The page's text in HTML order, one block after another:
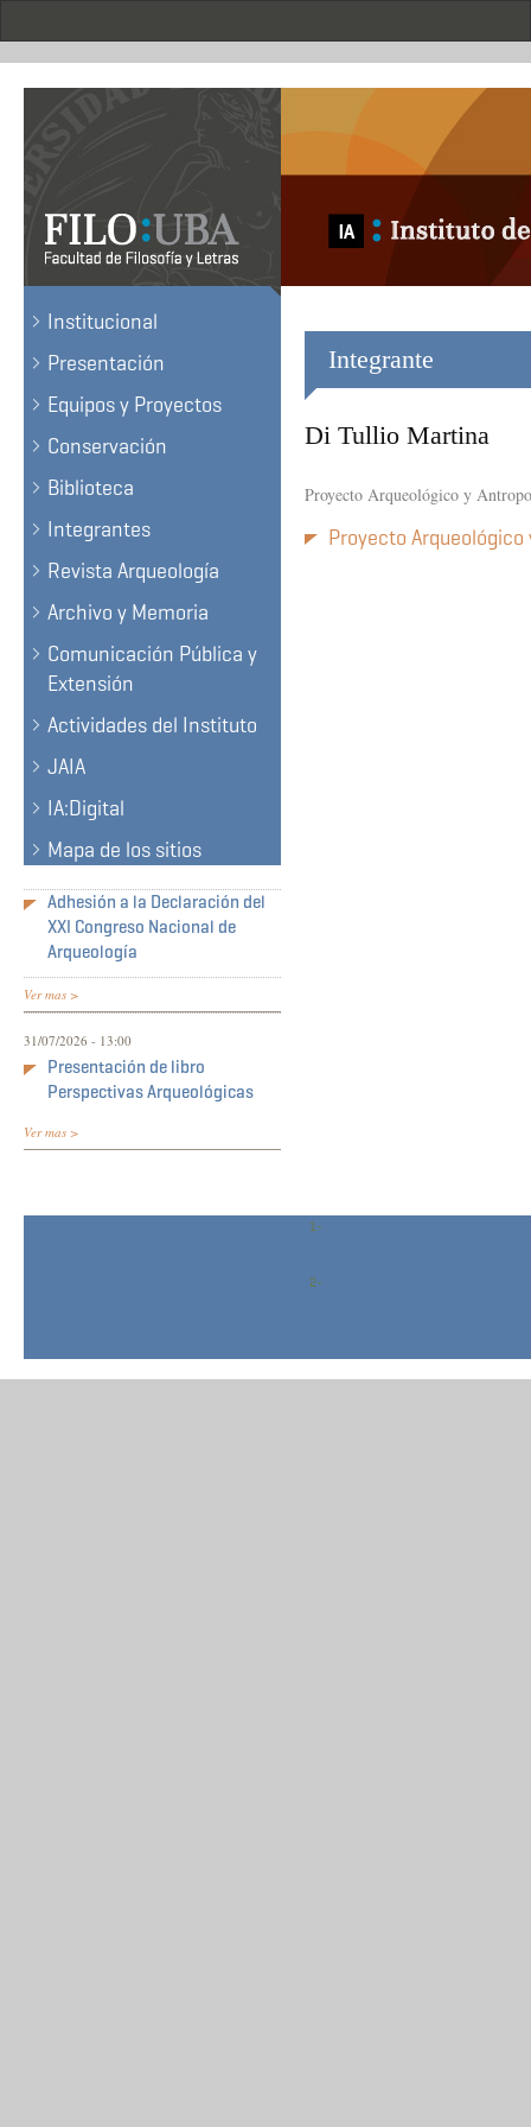
Institucional
Presentación
Equipos y Proyectos
Conservación
Biblioteca
Integrantes
Revista Arqueología
Archivo y Memoria
Comunicación Pública y
Extensión
Actividades del Instituto
JAIA
IA:Digital
Mapa de los sitios
Adhesión a la Declaración del
XXI Congreso Nacional de
Arqueología
Ver mas >
31/07/2026 - 13:00
Presentación de libro
Perspectivas Arqueológicas
Ver mas >
Integrante
Di Tullio Martina
Proyecto Arqueológico y
Proyecto